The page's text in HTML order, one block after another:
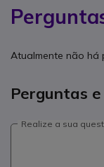
Atualmente não há
Perguntas
Realize a sua